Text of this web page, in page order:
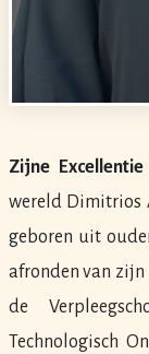
Zijne
wereld Dimitrios
geboren uit
afronden van
de
Technologisch